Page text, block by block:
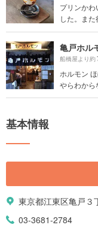
プリンか
した。ま
亀戸ホル
船橋屋より約
ホルモン
やらわから
基本情報
東京都江東区亀戸３
03-3681-2784